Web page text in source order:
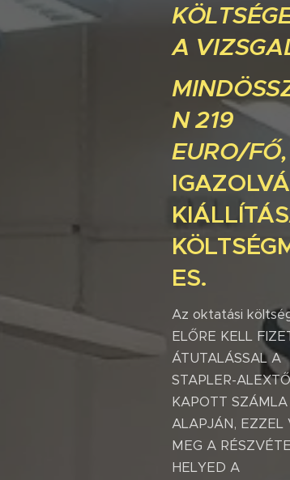
A
N 219
EURO/FŐ,
ES.
Az oktatási
ELŐRE KELL
ÁTUTALÁSSAL A
STAPLER-
KAPOTT SZÁMLA
ALAPJÁN, EZZEL
MEG A
HELYED A